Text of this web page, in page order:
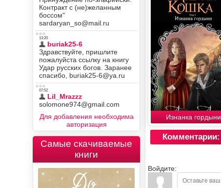
Изнанка гордыни
Комментарии:
Войдите:
Для добавления необходима
авторизация
Самые скачиваемые
книги